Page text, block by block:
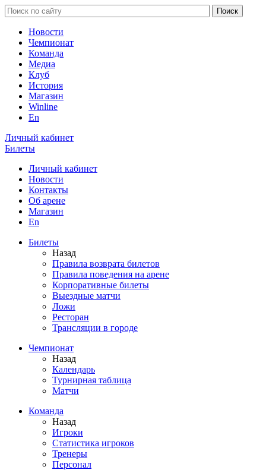
Новости
Чемпионат
Команда
Медиа
Клуб
История
Магазин
Winline
En
Личный кабинет
Билеты
Личный кабинет
Новости
Контакты
Об арене
Магазин
En
Билеты
Назад
Правила возврата билетов
Правила поведения на арене
Корпоративные билеты
Выездные матчи
Ложи
Ресторан
Трансляции в городе
Чемпионат
Назад
Календарь
Турнирная таблица
Матчи
Команда
Назад
Игроки
Статистика игроков
Тренеры
Персонал